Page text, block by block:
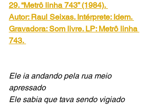
29. “Metrô linha 743” (1984).
Autor: Raul Seixas. Intérprete: Idem.
Gravadora: Som livre. LP: Metrô linha
743.
Ele ia andando pela rua meio
apressado
Ele sabia que tava sendo vigiado